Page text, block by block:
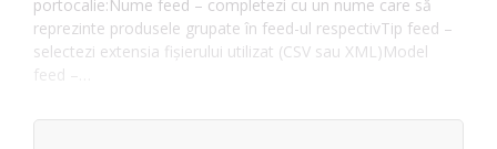
portocalie:Nume feed – completezi cu un nume care să
reprezinte produsele grupate în feed-ul respectivTip feed –
selectezi extensia fișierului utilizat (CSV sau XML)Model
feed –…